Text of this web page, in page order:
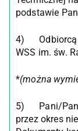
podstawie
4) Odbiorcą
WSS im. św.
*(można
5) Pani/Pana
przez okres